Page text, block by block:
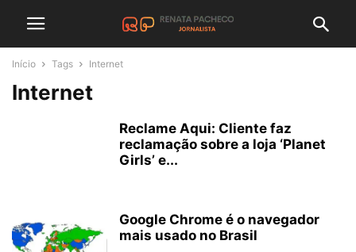
Início Tags Internet
Internet
Reclame Aqui: Cliente faz
reclamação sobre a loja ‘Planet
Girls’ e...
Google Chrome é o navegador
mais usado no Brasil